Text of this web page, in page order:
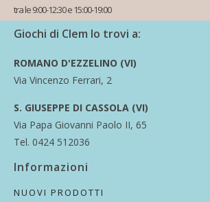
tra le 9:00-12:30 e 15:00-19:00
Giochi di Clem lo trovi a:
ROMANO D'EZZELINO (VI)
Via Vincenzo Ferrari, 2
S. GIUSEPPE DI CASSOLA (VI)
Via Papa Giovanni Paolo II, 65
Tel. 0424 512036
Informazioni
NUOVI PRODOTTI